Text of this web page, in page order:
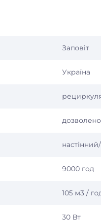
Заповіт
Україна
дозволено
9000 год
105 м3 /
30 Вт